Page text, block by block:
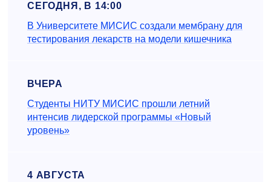
СЕГОДНЯ, В 14:00
В Университете МИСИС создали мембрану для
тестирования лекарств на модели кишечника
ВЧЕРА
Студенты НИТУ МИСИС прошли летний
интенсив лидерской программы «Новый
уровень»
4 АВГУСТА